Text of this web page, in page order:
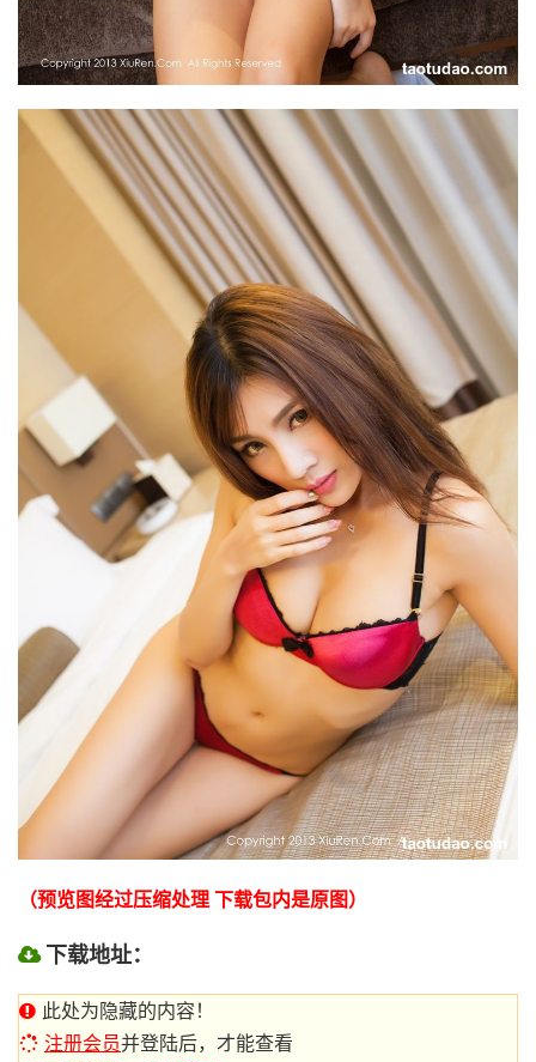
（预览图经过压缩处理 下载包内是原图）
下载地址：
此处为隐藏的内容！
注册会员并登陆后，才能查看